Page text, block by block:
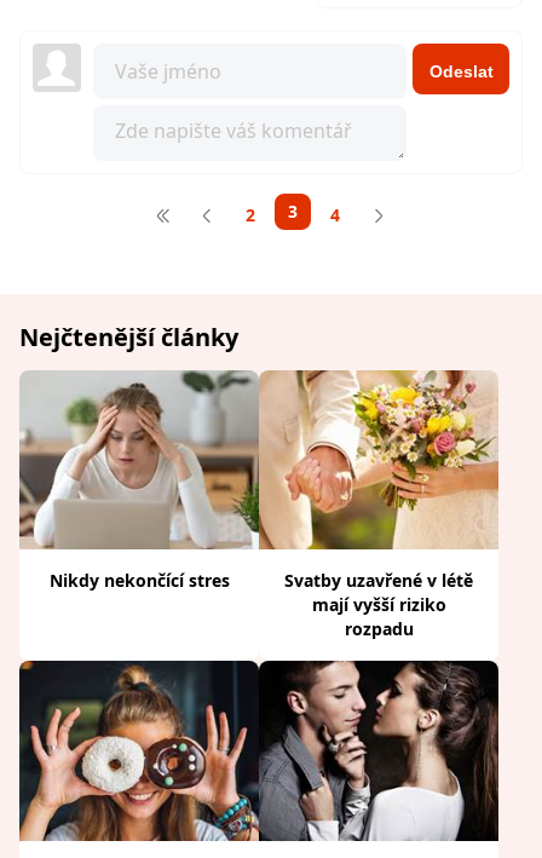
Odeslat
2 3 4
Nejčtenější články
Nikdy nekončící stres
Svatby uzavřené v létě
mají vyšší riziko
rozpadu